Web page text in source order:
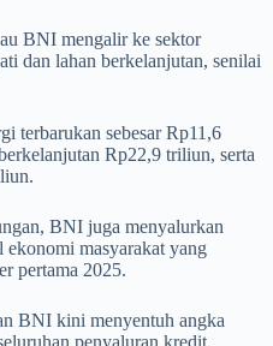
BNI mengalir ke sektor
dan lahan berkelanjutan, senilai
terbarukan sebesar Rp11,6
Rp22,9 triliun, serta
BNI juga menyalurkan
ekonomi masyarakat yang
pertama 2025.
BNI kini menyentuh angka
penyaluran kredit.